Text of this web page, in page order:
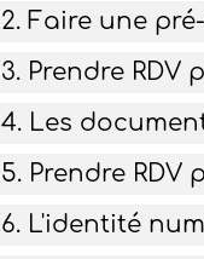
2. Faire une
3. Prendre
4. Les
5. Prendre
6. L'identité